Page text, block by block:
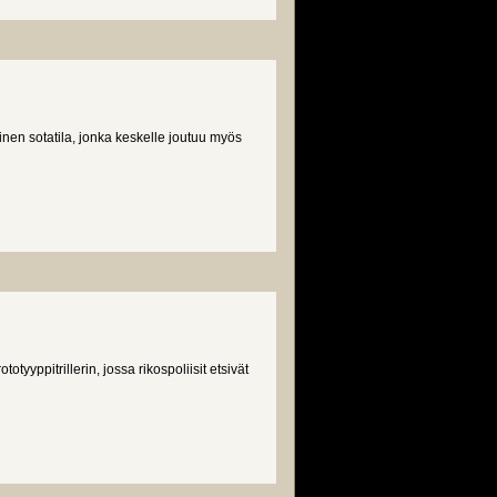
sotatila, jonka keskelle joutuu myös
jossa rikospoliisit etsivät